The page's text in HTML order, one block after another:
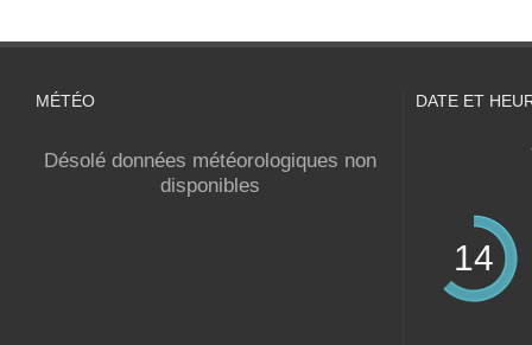
MÉTÉO
Désolé données météorologiques non
disponibles
DATE ET
14